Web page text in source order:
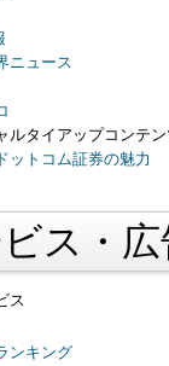
ニュース
ルタイアップコンテ
ットコム証券の魅力
ス・
ス
ンキング